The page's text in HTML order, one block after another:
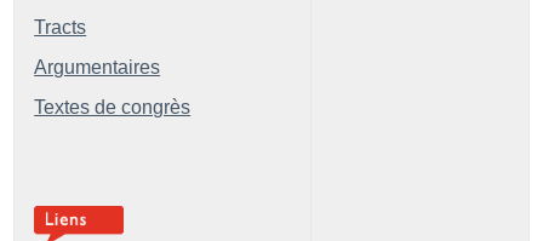
Tracts
Argumentaires
Textes de congrès